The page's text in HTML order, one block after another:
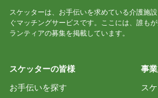
スケッターは、お手伝いを求めている介護施
ぐマッチングサービスです。ここには、誰も
ランティアの募集を掲載しています。
スケッターの皆様
お手伝いを探す
事
ス